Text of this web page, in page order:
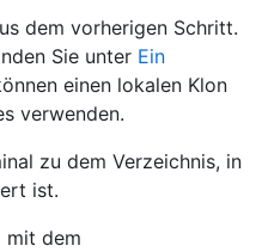
dem vorherigen Schritt.
Sie unter Ein
einen lokalen Klon
verwenden.
zu dem Verzeichnis, in
ist.
mit dem